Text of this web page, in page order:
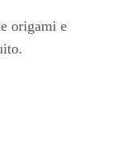
origami e